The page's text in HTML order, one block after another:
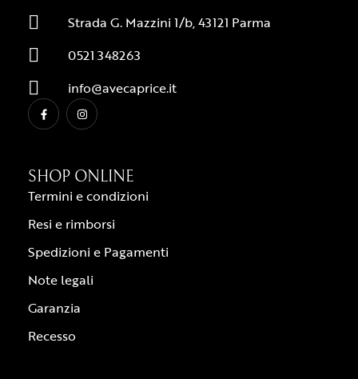
Strada G. Mazzini 1/b, 43121 Parma
0521 348263
info@avecaprice.it
SHOP ONLINE
Termini e condizioni
Resi e rimborsi
Spedizioni e Pagamenti
Note legali
Garanzia
Recesso